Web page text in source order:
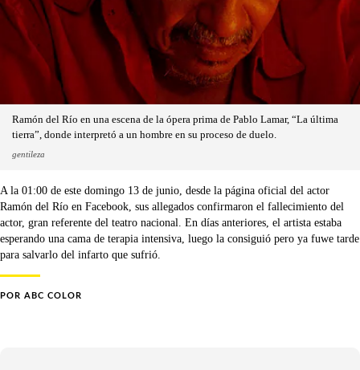
Ramón del Río en una escena de la ópera prima de Pablo Lamar, “La última
tierra”, donde interpretó a un hombre en su proceso de duelo.
gentileza
A la 01:00 de este domingo 13 de junio, desde la página oficial del actor
Ramón del Río en Facebook, sus allegados confirmaron el fallecimiento del
actor, gran referente del teatro nacional. En días anteriores, el artista estaba
esperando una cama de terapia intensiva, luego la consiguió pero ya fuwe tarde
para salvarlo del infarto que sufrió.
POR ABC COLOR